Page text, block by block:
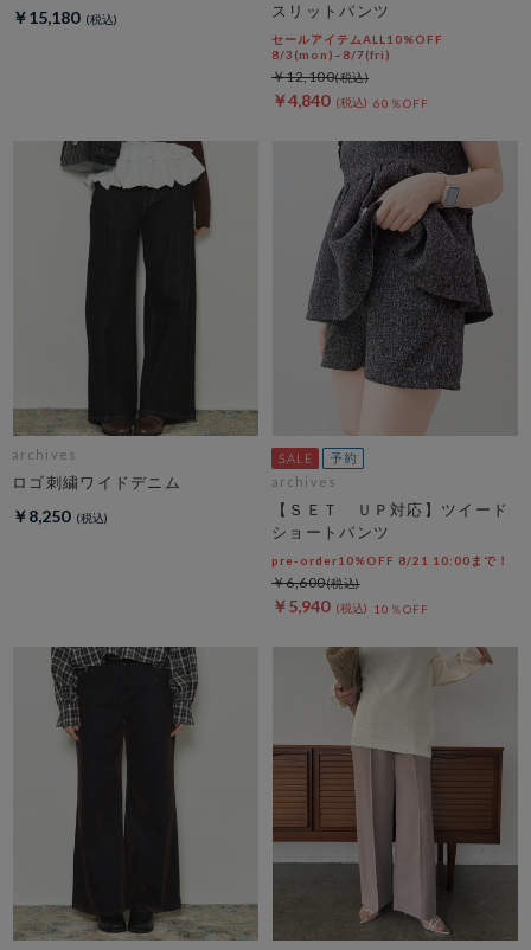
￥15,180 スリットパンツ
セールアイテムALL10%OFF
8/3(mon)~8/7(fri)
￥4,840 60％OFF
￥12,100
archives
ロゴ刺繍ワイドデニム
￥8,250
archives
【ＳＥＴ ＵＰ対応】ツイード
ショートパンツ
pre-order10%OFF 8/21 10:00まで！
￥5,940 10％OFF
￥6,600